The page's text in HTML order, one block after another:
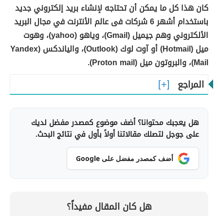
كان هذا كل ما يمكن أن تحتاجه لإنشاء بريد إلكتروني جديد
باستخدام
أشهر 6 شركات فى عالم الأنترنت في مجال البريد
الألكتروني وهم جيميل (Gmail)، وياهو (yahoo)، و
هوت
ميل (Hotmail) أو آوت لوك (Outlook)، والياندكس (Yandex
Mail)، والبروتون ميل (Proton mail).
المراجع
هل يعجبك محتوانا؟ أضف موضوع كمصدر مفضل لديك
على جوجل لتصلك مقالاتنا أولاً بأول في نتائج البحث.
أضف كمصدر مفضل على Google
هل كان المقال مفيداً؟